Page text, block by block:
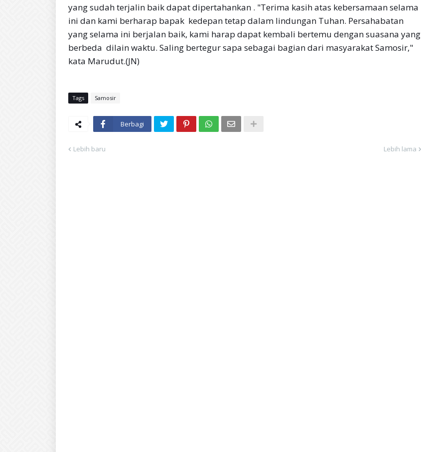
yang sudah terjalin baik dapat dipertahankan . "Terima kasih atas kebersamaan selama
ini dan kami berharap bapak kedepan tetap dalam lindungan Tuhan. Persahabatan
yang selama ini berjalan baik, kami harap dapat kembali bertemu dengan suasana yang
berbeda dilain waktu. Saling bertegur sapa sebagai bagian dari masyarakat Samosir,"
kata Marudut.(JN)
Tags Samosir
Berbagi
Lebih baru Lebih lama